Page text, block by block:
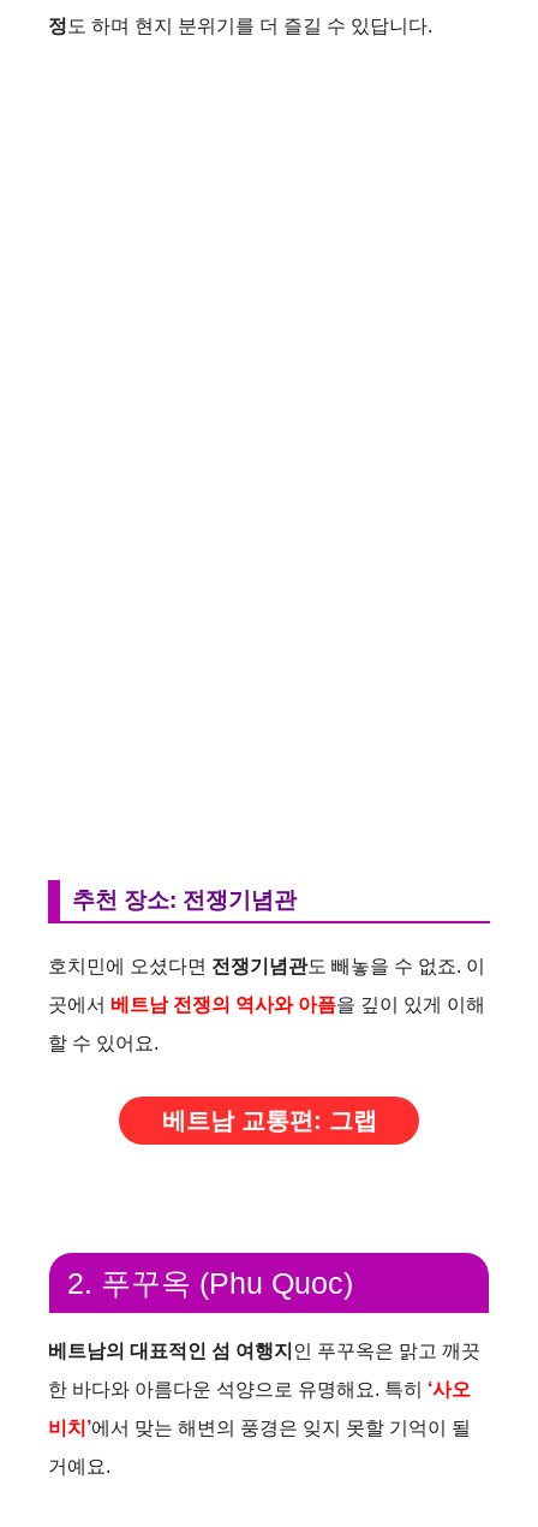
정 도 하며 현지 분위기를 더 즐길 수 있답니다.
추천 장소: 전쟁기념관
호치민에 오셨다면 전쟁기념관도 빼놓을 수 없죠. 이
곳에서 베트남 전쟁의 역사와 아픔을 깊이 있게 이해
할 수 있어요.
베트남 교통편: 그랩
2. 푸꾸옥 (Phu Quoc)
베트남의 대표적인 섬 여행지 인 푸꾸옥은 맑고 깨끗
한 바다와 아름다운 석양으로 유명해요. 특히 ‘사오
비치’에서 맞는 해변의 풍경은 잊지 못할 기억이 될
거예요.